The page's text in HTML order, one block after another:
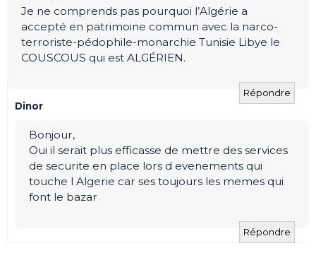
Je ne comprends pas pourquoi l’Algérie a
accepté en patrimoine commun avec la narco-
terroriste-pédophile-monarchie Tunisie Libye le
COUSCOUS qui est ALGÉRIEN.
Répondre
Dinor
Bonjour,
Oui il serait plus efficasse de mettre des services
de securite en place lors d evenements qui
touche l Algerie car ses toujours les memes qui
font le bazar
Répondre